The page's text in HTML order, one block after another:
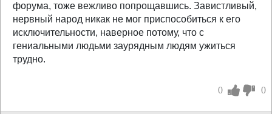
форума, тоже вежливо попрощавшись. Завистливый,
нервный народ никак не мог приспособиться к его
исключительности, наверное потому, что с
гениальными людьми заурядным людям ужиться
трудно.
0 0